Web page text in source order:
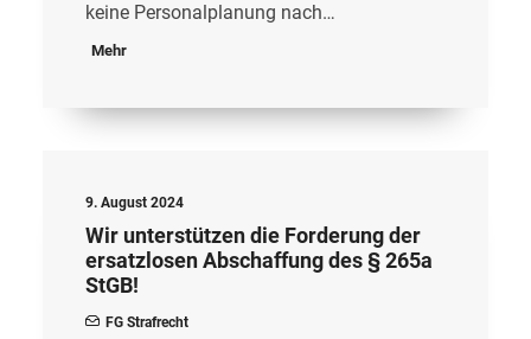
keine Personalplanung nach…
Mehr
9. August 2024
Wir unterstützen die Forderung der
ersatzlosen Abschaffung des § 265a
StGB!
FG Strafrecht